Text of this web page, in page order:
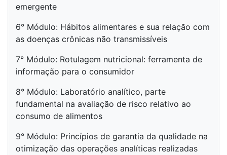
emergente
6° Módulo: Hábitos alimentares e sua relação com
as doenças crônicas não transmissíveis
7° Módulo: Rotulagem nutricional: ferramenta de
informação para o consumidor
8° Módulo: Laboratório analítico, parte
fundamental na avaliação de risco relativo ao
consumo de alimentos
9° Módulo: Princípios de garantia da qualidade na
otimização das operações analíticas realizadas